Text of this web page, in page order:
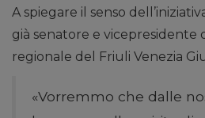
A spiegare il senso
già senatore e vicepresidente
regionale del Friuli Venezia
«Vorremmo che dalle